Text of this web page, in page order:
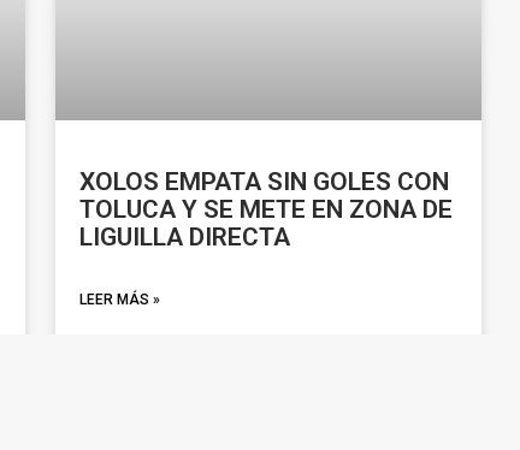
XOLOS EMPATA SIN GOLES CON
TOLUCA Y SE METE EN ZONA DE
LIGUILLA DIRECTA
LEER MÁS »